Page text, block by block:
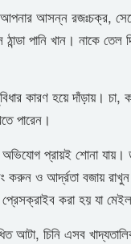
আসন্ন রজঃচক্র,
পানি খান। নাকে
কারণ হয়ে দাঁড়ায়। চা,
পারেন।
প্রায়ই শোনা যায়।
ও আর্দ্রতা বজায়
প্রেসক্রাইব করা হয় যা
আটা, চিনি এসব